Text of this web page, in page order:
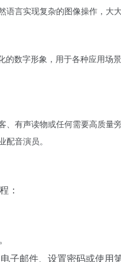
言实现复杂的图像操作，大
数字形象，用于各种应用场
有声读物或任何需要高质量
音演员。
：
。
子邮件、设置密码或使用